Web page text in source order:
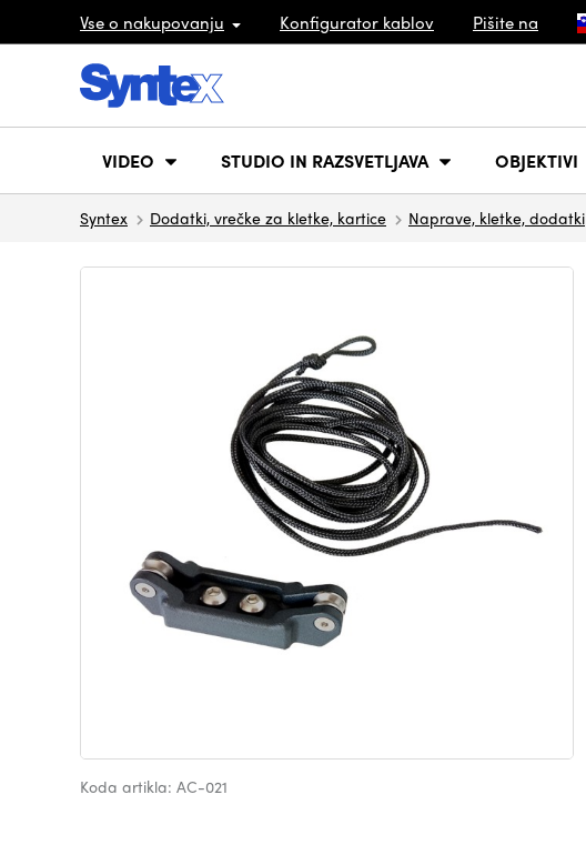
Vse o nakupovanju Konfigurator kablov Pišite na
VIDEO STUDIO IN RAZSVETLJAVA OBJEKTIVI
Syntex Dodatki, vrečke za kletke, kartice Naprave, kletke, dodatki
Koda artikla: AC-021